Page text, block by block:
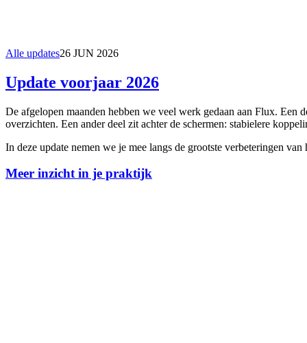
Alle updates26 JUN 2026
Update voorjaar 2026
De afgelopen maanden hebben we veel werk gedaan aan Flux.
overzichten. Een ander deel zit achter de schermen: stabielere
In deze update nemen we je mee langs de grootste verbeteringen van
Meer inzicht in je praktijk